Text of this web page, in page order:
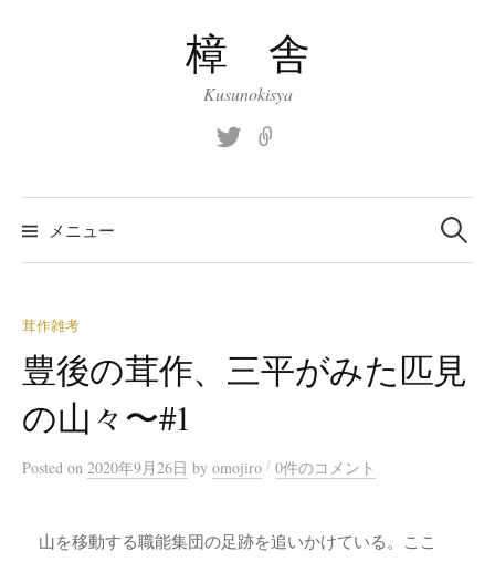
ス
キ
樟 舎
Kusunokisya
Twitter
メニュー
検
索:
茸作雑考
豊後の茸作、三平がみた匹見
の山々〜#1
Posted on 2020年9月26日 by omojiro / 0件のコメント
山を移動する職能集団の足跡を追いかけている。ここ